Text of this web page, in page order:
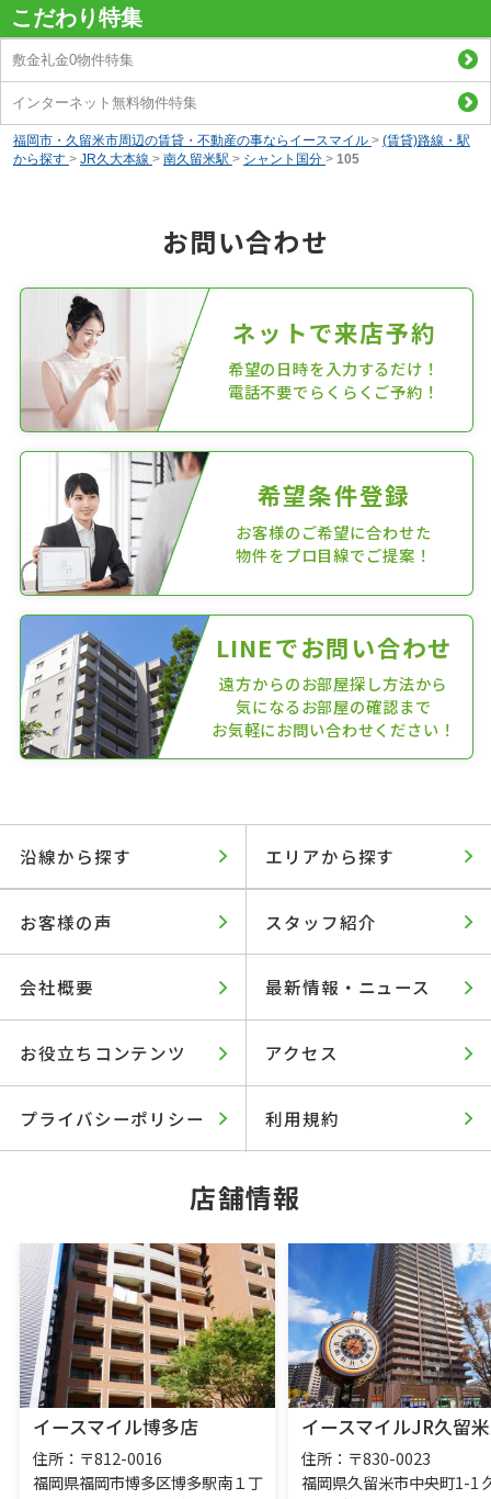
こだわり特集
敷金礼金0物件特集
インターネット無料物件特集
福岡市・久留米市周辺の賃貸・不動産の事ならイースマイル > (賃貸)路線・駅
から探す > JR久大本線 > 南久留米駅 > シャント国分 > 105
お問い合わせ
ネットで来店予約
希望の日時を入力するだけ！
電話不要でらくらくご予約！
希望条件登録
お客様のご希望に合わせた
物件をプロ目線でご提案！
LINEでお問い合わせ
遠方からのお部屋探し方法から
気になるお部屋の確認まで
お気軽にお問い合わせください！
沿線から探す エリアから探す
お客様の声 スタッフ紹介
会社概要 最新情報・ニュース
お役立ちコンテンツ アクセス
プライバシーポリシー 利用規約
店舗情報
イースマイル博多店
住所：〒812-0016
福岡県福岡市博多区博多駅南１丁
イースマイルJR久留
住所：〒830-0023
福岡県久留米市中央町1-1